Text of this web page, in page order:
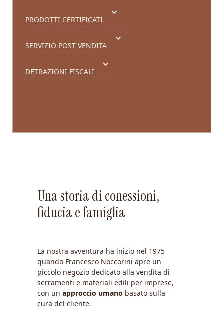
PRODOTTI CERTIFICATI
SERVIZIO POST VENDITA
DETRAZIONI FISCALI
Una storia di conessioni,
fiducia e famiglia
La nostra avventura ha inizio nel 1975
quando Francesco Noccorini apre un
piccolo negozio dedicato alla vendita di
serramenti e materiali edili per imprese,
con un approccio umano basato sulla
cura del cliente.